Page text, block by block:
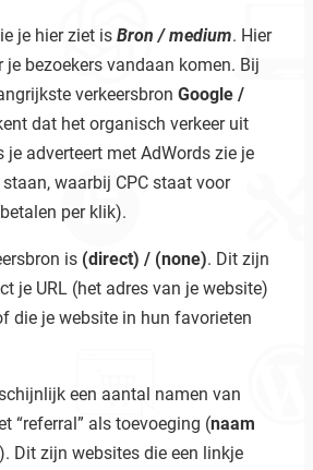
je hier ziet is Bron / medium. Hier
je bezoekers vandaan komen. Bij
verkeersbron Google /
dat het organisch verkeer uit
je adverteert met AdWords zie je
waarbij CPC staat voor
per klik).
is (direct) / (none). Dit zijn
je URL (het adres van je website)
die je website in hun favorieten
een aantal namen van
“referral” als toevoeging (naam
Dit zijn websites die een linkje